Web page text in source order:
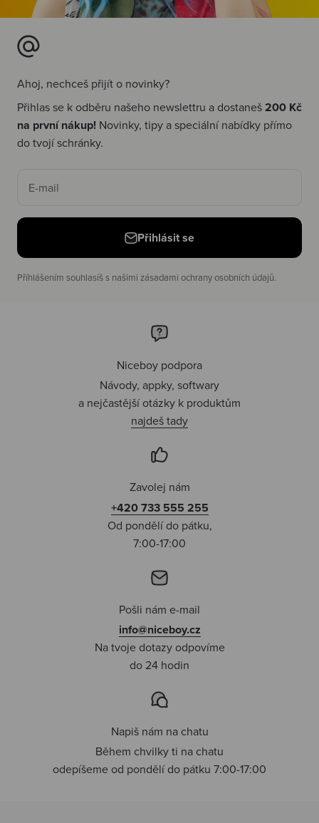
Ahoj, nechceš přijít o novinky?
Přihlas se k odběru našeho newslettru a dostaneš200 Kč
na první nákup! Novinky, tipy a speciální nabídky přímo
do tvojí schránky.
E-mail
Přihlásit se
Příhlášením souhlasíš s našimi zásadami ochrany osobních údajů.
Niceboy podpora
Návody, appky, softwary
a nejčastější otázky k produktům
najdeš tady
Zavolej nám
+420 733 555 255
Od pondělí do pátku,
7:00-17:00
Pošli nám e-mail
info@niceboy.cz
Na tvoje dotazy odpovíme
do 24 hodin
Napiš nám na chatu
Během chvilky ti na chatu
odepíšeme od pondělí do pátku 7:00-17:00